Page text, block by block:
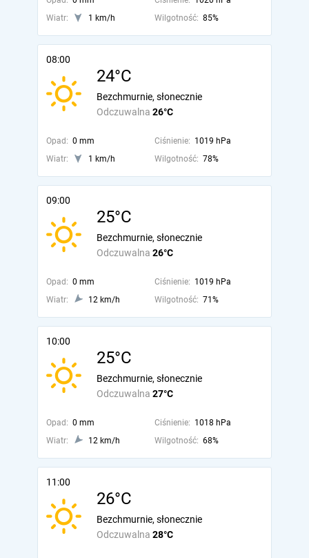
Wiatr:
1 km/h Wilgotność: 85%
08:00
24°C
Odczuwalna 26°C
Bezchmurnie, słonecznie
Opad: 0 mm Ciśnienie: 1019 hPa
Wiatr:
1 km/h Wilgotność: 78%
09:00
25°C
Odczuwalna 26°C
Bezchmurnie, słonecznie
Opad: 0 mm Ciśnienie: 1019 hPa
Wiatr:
12 km/h Wilgotność: 71%
10:00
25°C
Odczuwalna 27°C
Bezchmurnie, słonecznie
Opad: 0 mm Ciśnienie: 1018 hPa
Wiatr:
12 km/h Wilgotność: 68%
11:00
26°C
Odczuwalna 28°C
Bezchmurnie, słonecznie